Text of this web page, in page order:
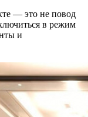
— это не повод
в режим
и